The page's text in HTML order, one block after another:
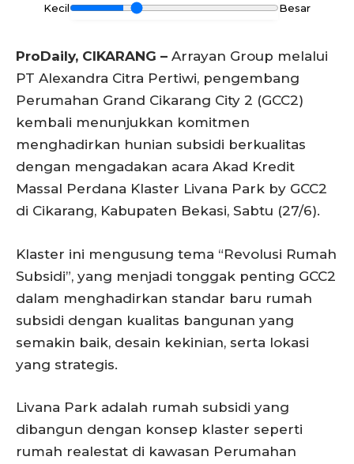
Kecil Besar
ProDaily, CIKARANG – Arrayan Group melalui
PT Alexandra Citra Pertiwi, pengembang
Perumahan Grand Cikarang City 2 (GCC2)
kembali menunjukkan komitmen
menghadirkan hunian subsidi berkualitas
dengan mengadakan acara Akad Kredit
Massal Perdana Klaster Livana Park by GCC2
di Cikarang, Kabupaten Bekasi, Sabtu (27/6).
Klaster ini mengusung tema “Revolusi Rumah
Subsidi”, yang menjadi tonggak penting GCC2
dalam menghadirkan standar baru rumah
subsidi dengan kualitas bangunan yang
semakin baik, desain kekinian, serta lokasi
yang strategis.
Livana Park adalah rumah subsidi yang
dibangun dengan konsep klaster seperti
rumah realestat di kawasan Perumahan